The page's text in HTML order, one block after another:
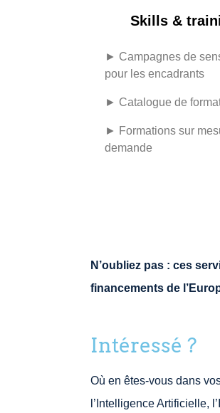
Skills &
► Campagnes de
pour les encadrants
► Catalogue de
► Formations sur
demande
N’oubliez pas : ces
financements de
Intéressé ?
Où en êtes-vous dans
l’Intelligence Artificielle,